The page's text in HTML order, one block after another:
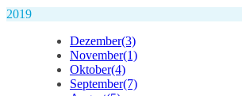
2019
Dezember(3)
November(1)
Oktober(4)
September(7)